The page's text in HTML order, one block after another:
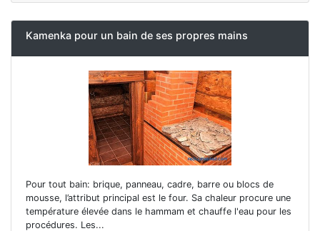
Kamenka pour un bain de ses propres mains
Pour tout bain: brique, panneau, cadre, barre ou blocs de
mousse, l’attribut principal est le four. Sa chaleur procure une
température élevée dans le hammam et chauffe l'eau pour les
procédures. Les...